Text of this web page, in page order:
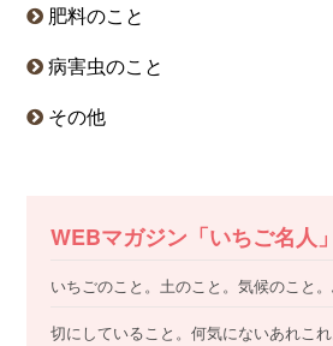
肥料のこと
病害虫のこと
その他
WEBマガジン「いちご名人」
いちごのこと。土のこと。気候のこと
切にしていること。何気にないあれこ